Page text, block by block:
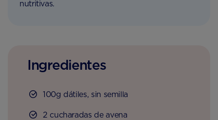
nutritivas.
Ingredientes
100g dátiles, sin semilla
2 cucharadas de avena